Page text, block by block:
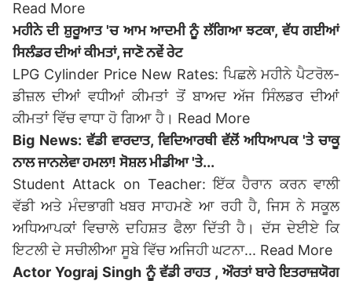
Read More
ਮਹੀਨੇ ਦੀ ਸ਼ੁਰੂਆਤ 'ਚ ਆਮ ਆਦਮੀ ਨੂੰ ਲੱਗਿਆ ਝਟਕਾ, ਵੱਧ ਗਈਆਂ
ਸਿਲੰਡਰ ਦੀਆਂ ਕੀਮਤਾਂ, ਜਾਣੋ ਨਵੇਂ ਰੇਟ
LPG Cylinder Price New Rates: ਪਿਛਲੇ ਮਹੀਨੇ ਪੈਟਰੋਲ-
ਡੀਜ਼ਲ ਦੀਆਂ ਵਧੀਆਂ ਕੀਮਤਾਂ ਤੋਂ ਬਾਅਦ ਅੱਜ ਸਿੰਲਡਰ ਦੀਆਂ
ਕੀਮਤਾਂ ਵਿੱਚ ਵਾਧਾ ਹੋ ਗਿਆ ਹੈ। Read More
Big News: ਵੱਡੀ ਵਾਰਦਾਤ, ਵਿਦਿਆਰਥੀ ਵੱਲੋਂ ਅਧਿਆਪਕ 'ਤੇ ਚਾਕੂ
ਨਾਲ ਜਾਨਲੇਵਾ ਹਮਲਾ! ਸੋਸ਼ਲ ਮੀਡੀਆ 'ਤੇ...
Student Attack on Teacher: ਇੱਕ ਹੈਰਾਨ ਕਰਨ ਵਾਲੀ
ਵੱਡੀ ਅਤੇ ਮੰਦਭਾਗੀ ਖਬਰ ਸਾਹਮਣੇ ਆ ਰਹੀ ਹੈ, ਜਿਸ ਨੇ ਸਕੂਲ
ਅਧਿਆਪਕਾਂ ਵਿਚਾਲੇ ਦਹਿਸ਼ਤ ਫੈਲਾ ਦਿੱਤੀ ਹੈ। ਦੱਸ ਦੇਈਏ ਕਿ
ਇਟਲੀ ਦੇ ਸਚੀਲੀਆ ਸੂਬੇ ਵਿੱਚ ਅਜਿਹੀ ਘਟਨਾ... Read More
Actor Yograj Singh ਨੂੰ ਵੱਡੀ ਰਾਹਤ , ਔਰਤਾਂ ਬਾਰੇ ਇਤਰਾਜ਼ਯੋਗ